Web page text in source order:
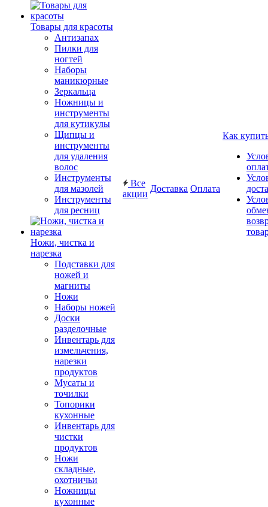
Товары для красоты
Антизапах
Пилки для
ногтей
Наборы
маникюрные
Зеркальца
Ножницы и
инструменты
для кутикулы
Щипцы и
инструменты
для удаления
волос
Инструменты
для мазолей
Инструменты
для ресниц
Ножи, чистка и
нарезка
Подставки для
ножей и
магниты
Ножи
Наборы ножей
Доски
разделочные
Инвентарь для
измельчения,
нарезки
продуктов
Мусаты и
точилки
Топорики
кухонные
Инвентарь для
чистки
продуктов
Ножи
складные,
охотничьи
Ножницы
кухонные
Все
акции
Доставка Оплата
Как